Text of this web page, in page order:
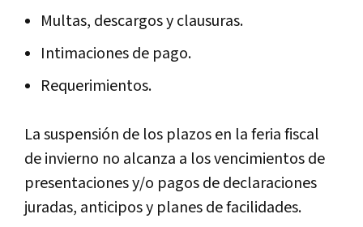
Multas, descargos y clausuras.
Intimaciones de pago.
Requerimientos.
La suspensión de los plazos en la feria fiscal
de invierno no alcanza a los vencimientos de
presentaciones y/o pagos de declaraciones
juradas, anticipos y planes de facilidades.